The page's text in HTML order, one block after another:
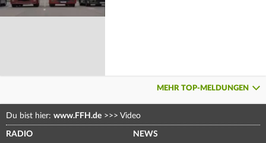
MEHR TOP-MELDUNGEN
Du bist hier: www.FFH.de >>> Video
RADIO NEWS